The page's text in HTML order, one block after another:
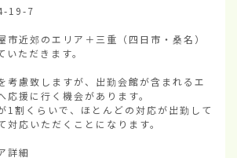
19-7
近郊のエリア＋三重（四日市・桑名）
ただきます。
考慮致しますが、出勤会館が含まれるエ
応援に行く機会があります。
1割くらいで、ほとんどの対応が出勤して
対応いただくことになります。
詳細